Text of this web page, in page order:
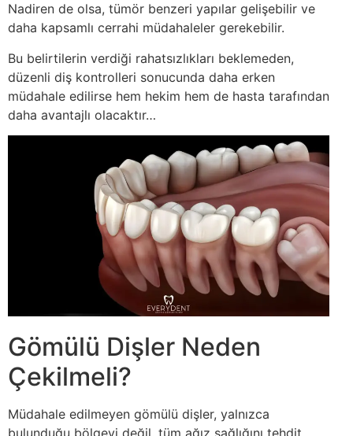
Nadiren de olsa, tümör benzeri yapılar gelişebilir ve
daha kapsamlı cerrahi müdahaleler gerekebilir.
Bu belirtilerin verdiği rahatsızlıkları beklemeden,
düzenli diş kontrolleri sonucunda daha erken
müdahale edilirse hem hekim hem de hasta tarafından
daha avantajlı olacaktır…
Gömülü Dişler Neden
Çekilmeli?
Müdahale edilmeyen gömülü dişler, yalnızca
bulunduğu bölgeyi değil, tüm ağız sağlığını tehdit